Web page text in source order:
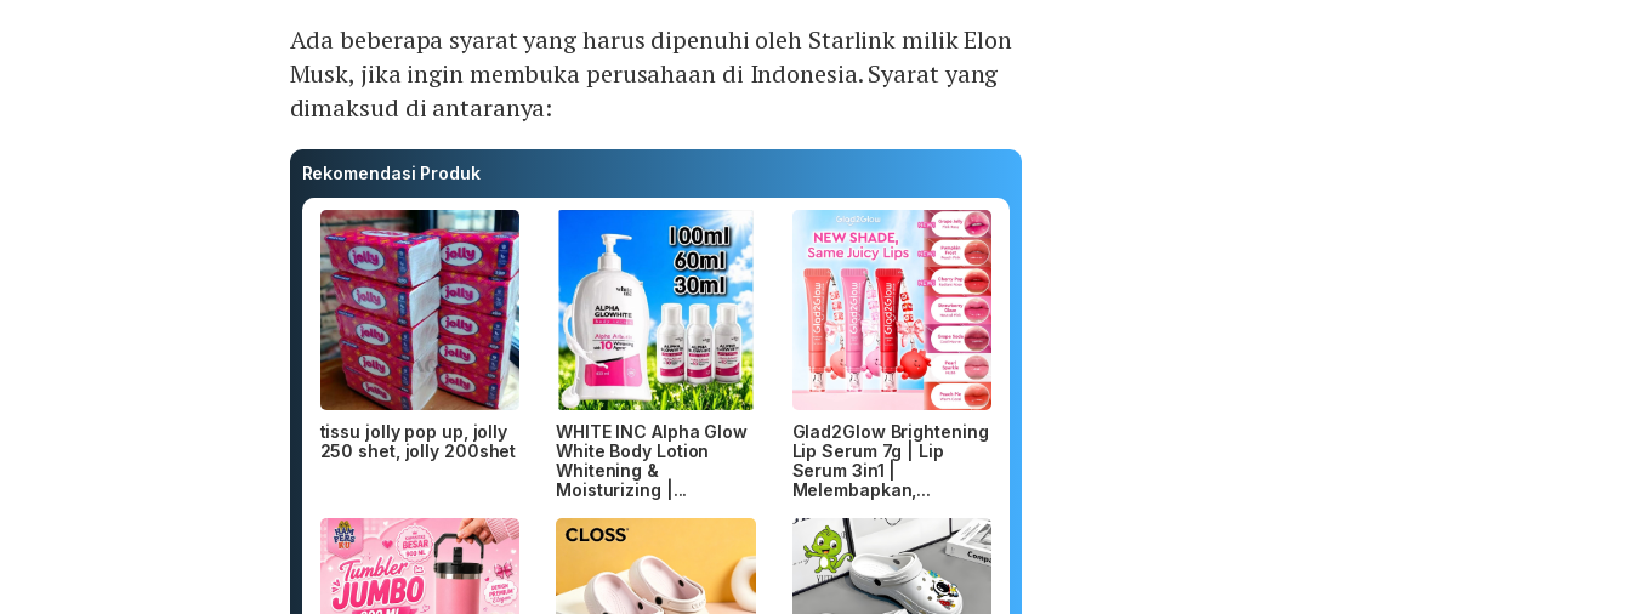
Ada beberapa syarat yang harus dipenuhi oleh Starlink milik Elon
Musk, jika ingin membuka perusahaan di Indonesia. Syarat yang
dimaksud di antaranya:
Rekomendasi Produk
tissu jolly pop up, jolly
250 shet, jolly 200shet
WHITE INC Alpha Glow
White Body Lotion
Whitening &
Moisturizing |...
Glad2Glow Brightening
Lip Serum 7g | Lip
Serum 3in1 |
Melembapkan,...